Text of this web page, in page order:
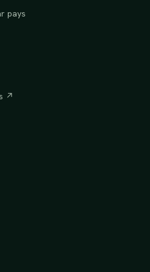
pays
↗